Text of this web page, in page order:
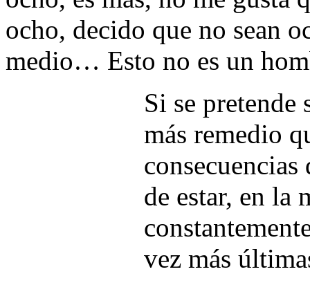
ocho, decido que no sean
medio… Esto no es un
Si se
más remedio
consecuencias
de estar, en la
vez más